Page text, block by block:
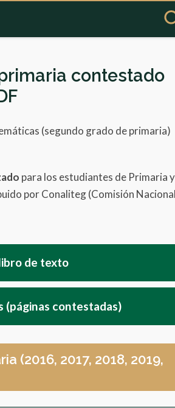
contestado
(segundo grado de primaria)
para los estudiantes de Primaria y
por Conaliteg (Comisión Nacional
de texto
(páginas contestadas)
(2016, 2017, 2018, 2019,